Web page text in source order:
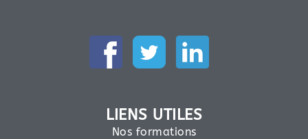
LIENS UTILES
Nos formations